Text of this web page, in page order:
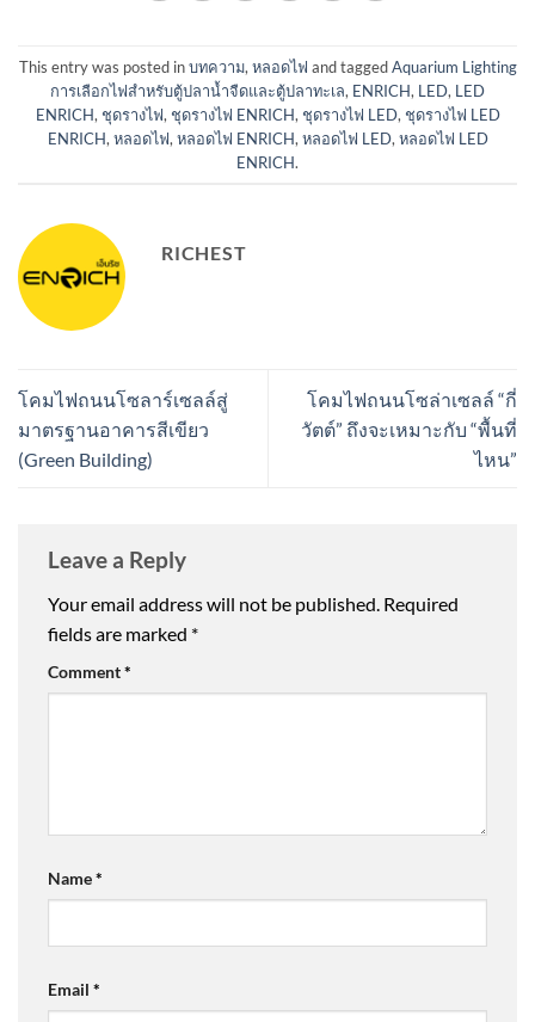
This entry was posted inบทความ, หลอดไฟ and taggedAquarium Lighting
การเลือกไฟสำหรับตู้ปลาน้ำจืดและตู้ปลาทะเล, ENRICH, LED, LED
ENRICH, ชุดรางไฟ, ชุดรางไฟ ENRICH, ชุดรางไฟ LED, ชุดรางไฟ LED
ENRICH, หลอดไฟ, หลอดไฟ ENRICH, หลอดไฟ LED, หลอดไฟ LED
ENRICH.
RICHEST
โคมไฟถนนโซลาร์เซลล์สู่
มาตรฐานอาคารสีเขียว
(Green Building)
โคมไฟถนนโซล่าเซลล์ “กี่
วัตต์” ถึงจะเหมาะกับ “พื้นที่
ไหน”
Leave a Reply
Your email address will not be published. Required
fields are marked *
Comment*
Name*
Email *